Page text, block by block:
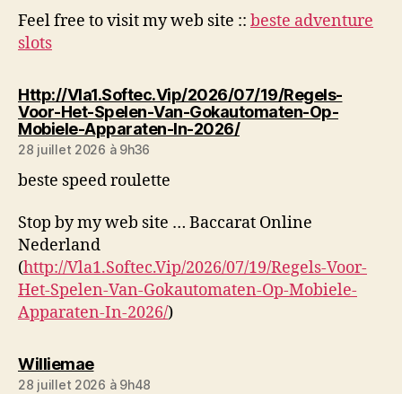
Feel free to visit my web site :: beste adventure
slots
Http://Vla1.Softec.Vip/2026/07/19/Regels-
Voor-Het-Spelen-Van-Gokautomaten-Op-
Mobiele-Apparaten-In-2026/dit :
28 juillet 2026 à 9h36
beste speed roulette
Stop by my web site … Baccarat Online
Nederland
(http://Vla1.Softec.Vip/2026/07/19/Regels-Voor-
Het-Spelen-Van-Gokautomaten-Op-Mobiele-
Apparaten-In-2026/)
Williemaedit :
28 juillet 2026 à 9h48